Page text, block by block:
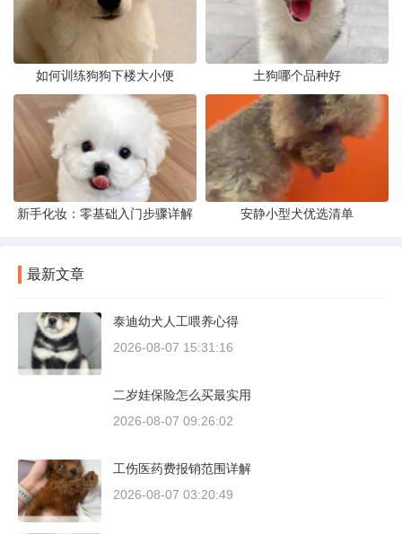
如何训练狗狗下楼大小便 土狗哪个品种好
新手化妆：零基础入门步骤详解 安静小型犬优选清单
最新文章
泰迪幼犬人工喂养心得
2026-08-07 15:31:16
二岁娃保险怎么买最实用
2026-08-07 09:26:02
工伤医药费报销范围详解
2026-08-07 03:20:49